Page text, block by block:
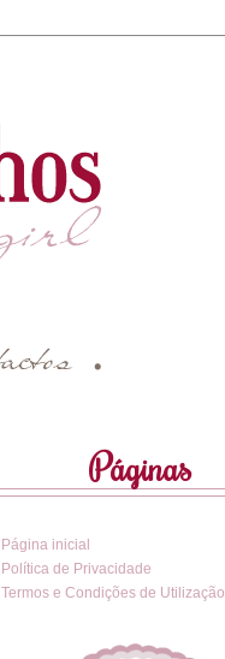
Páginas
Página inicial
Política de Privacidade
Termos e Condições de Utilização